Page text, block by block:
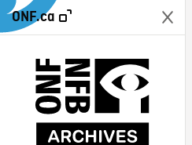
ONF.ca